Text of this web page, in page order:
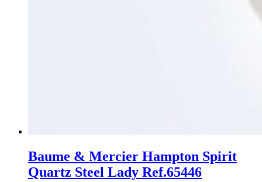
Baume & Mercier Hampton Spirit
Quartz Steel Lady Ref.65446